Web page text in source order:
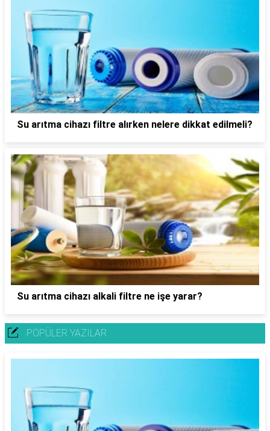
Su arıtma cihazı filtre alırken nelere dikkat edilmeli?
Su arıtma cihazı alkali filtre ne işe yarar?
POPÜLER YAZILAR